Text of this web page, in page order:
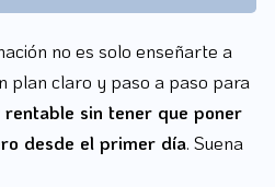
no es solo enseñarte a
plan claro y paso a paso para
sin tener que poner
desde el primer día. Suena